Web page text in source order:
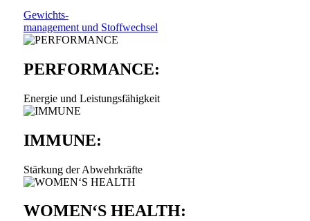
Gewichts-
management und Stoffwechsel
PERFORMANCE:
Energie und Leistungsfähigkeit
IMMUNE:
Stärkung der Abwehrkräfte
WOMEN‘S HEALTH: